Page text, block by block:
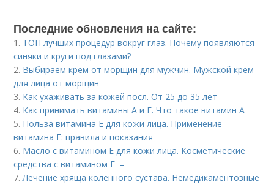
Последние обновления на сайте:
1. ТОП лучших процедур вокруг глаз. Почему появляются
синяки и круги под глазами?
2. Выбираем крем от морщин для мужчин. Мужской крем
для лица от морщин
3. Как ухаживать за кожей посл. От 25 до 35 лет
4. Как принимать витамины А и Е. Что такое витамин А
5. Польза витамина Е для кожи лица. Применение
витамина E: правила и показания
6. Масло с витамином Е для кожи лица. Косметические
средства с витамином Е –
7.Лечение хряща коленного сустава. Немедикаментозные